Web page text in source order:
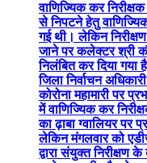
वाणिज्यिक कर
से निपटने हेतु
गई थी। लेकिन
जाने पर कलेक्टर श्री
निलंबित कर दिया गया
जिला निर्वाचन
कोरोना महामारी पर
में वाणिज्यिक कर
का ढ़ाबा ग्वालियर
लेकिन मंगलवार को
द्वारा संयुक्त निरीक्षण